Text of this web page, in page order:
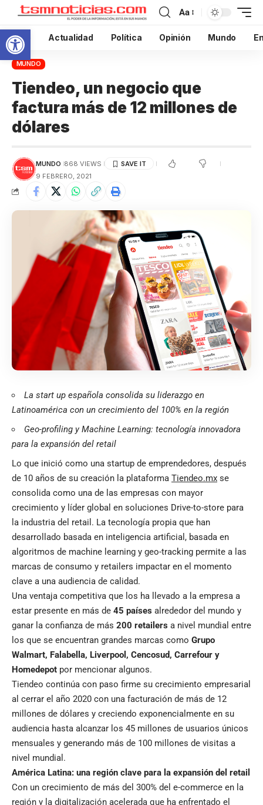
Abrir barra de herramientas
Aa
Inicio Actualidad Política Opinión Mundo
MUNDO
Tiendeo, un negocio que
factura más de 12 millones de
dólares
MUNDO 868 VIEWS
9 FEBRERO, 2021
La start up española consolida su liderazgo en
Latinoamérica con un crecimiento del 100% en la región
Geo-profiling y Machine Learning: tecnología innovadora
para la expansión del retail
Lo que inició como una startup de emprendedores, después
de 10 años de su creación la plataforma Tiendeo.mx se
consolida como una de las empresas con mayor
crecimiento y líder global en soluciones Drive-to-store para
la industria del retail. La tecnología propia que han
desarrollado basada en inteligencia artificial, basada en
algoritmos de machine learning y geo-tracking permite a las
marcas de consumo y retailers impactar en el momento
clave a una audiencia de calidad.
Una ventaja competitiva que los ha llevado a la empresa a
estar presente en más de 45 países alrededor del mundo y
ganar la confianza de más 200 retailers a nivel mundial entre
los que se encuentran grandes marcas como Grupo
Walmart, Falabella, Liverpool, Cencosud, Carrefour y
Homedepot por mencionar algunos.
Tiendeo continúa con paso firme su crecimiento empresarial
al cerrar el año 2020 con una facturación de más de 12
millones de dólares y creciendo exponencialmente en su
audiencia hasta alcanzar los 45 millones de usuarios únicos
mensuales y generando más de 100 millones de visitas a
nivel mundial.
América Latina: una región clave para la expansión del retail
Con un crecimiento de más del 300% del e-commerce en la
región y la digitalización acelerada que ha enfrentado el